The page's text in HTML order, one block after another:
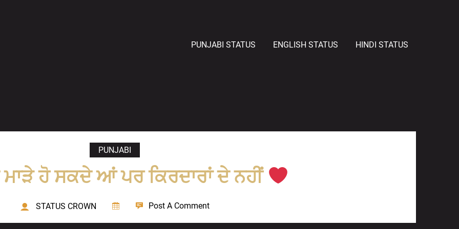
PUNJABI STATUS
ENGLISH STATUS HINDI STATUS
PUNJABI
ਹੋ ਸਕਦੇ ਆਂ ਪਰ ਕਿਰਦਾਰਾਂ ਦੇ ਨਹੀਂ
STATUS CROWN Post A Comment